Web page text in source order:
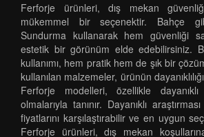
Ferforje ürünleri, dış mekan
mükemmel bir seçenektir. Bahçe
Sundurma kullanarak hem güvenliği
estetik bir görünüm elde edebilirsiniz.
kullanımı, hem pratik hem de şık bir
kullanılan malzemeler, ürünün
Ferforje modelleri, özellikle
olmalarıyla tanınır. Dayanıklı
fiyatlarını karşılaştırabilir ve en uygun
Ferforje ürünleri, dış mekan